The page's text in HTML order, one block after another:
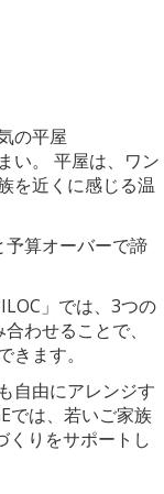
の平屋
い。 平屋は、ワン
を近くに感じる温
予算オーバーで諦
」では、3つの
わせることで、
ます。
自由にアレンジす
では、若いご家族
くりをサポートし